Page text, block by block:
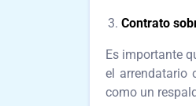
Contrato
Es importante
el arrendatario
como un